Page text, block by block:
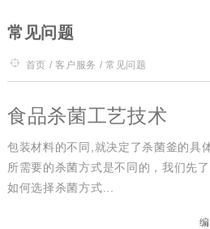
常见问题
首页 /客户服务 / 常见问题
常见问题
食品杀菌工艺技术
包装材料的不同,就决定了杀菌釜的具
所需要的杀菌方式是不同的，我们先
如何选择杀菌方式...